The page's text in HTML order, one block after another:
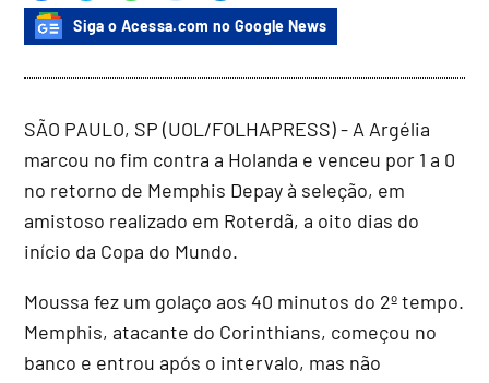
Siga o Acessa.com no Google News
SÃO PAULO, SP (UOL/FOLHAPRESS) - A Argélia
marcou no fim contra a Holanda e venceu por 1 a 0
no retorno de Memphis Depay à seleção, em
amistoso realizado em Roterdã, a oito dias do
início da Copa do Mundo.
Moussa fez um golaço aos 40 minutos do 2º tempo.
Memphis, atacante do Corinthians, começou no
banco e entrou após o intervalo, mas não